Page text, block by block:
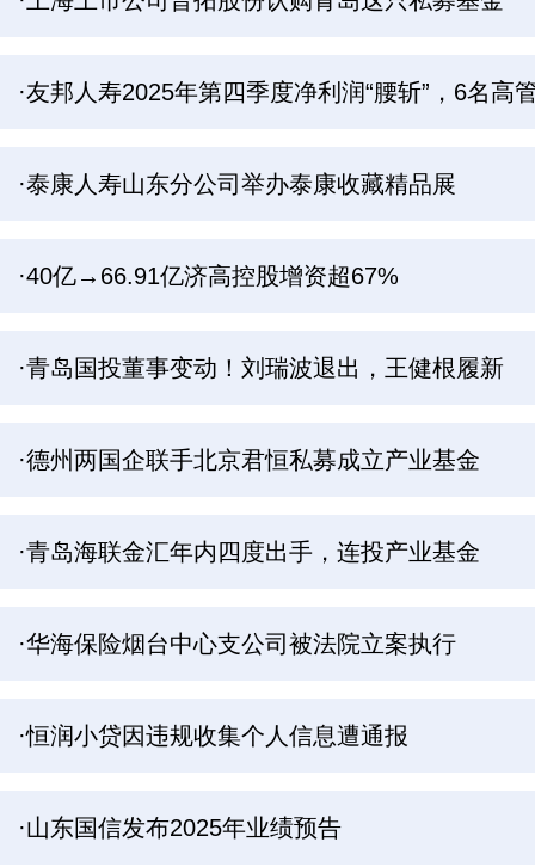
·友邦人寿2025年第四季度净利润“腰斩”，6名高
·泰康人寿山东分公司举办泰康收藏精品展
·40亿→66.91亿济高控股增资超67%
·青岛国投董事变动！刘瑞波退出，王健根履新
·德州两国企联手北京君恒私募成立产业基金
·青岛海联金汇年内四度出手，连投产业基金
·华海保险烟台中心支公司被法院立案执行
·恒润小贷因违规收集个人信息遭通报
·山东国信发布2025年业绩预告